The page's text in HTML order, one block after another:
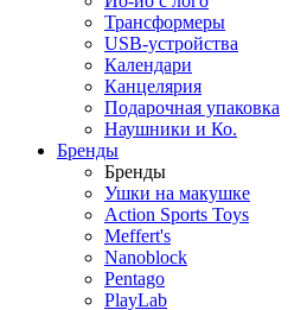
Трансформеры
USB-устройства
Календари
Канцелярия
Подарочная упаковка
Наушники и Ко.
Бренды
Бренды
Ушки на макушке
Action Sports Toys
Meffert's
Nanoblock
Pentago
PlayLab